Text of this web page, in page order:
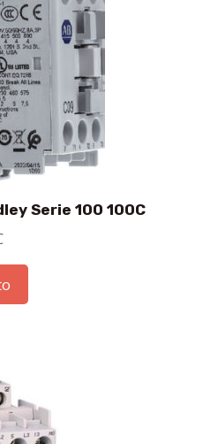
Serie 100 100C